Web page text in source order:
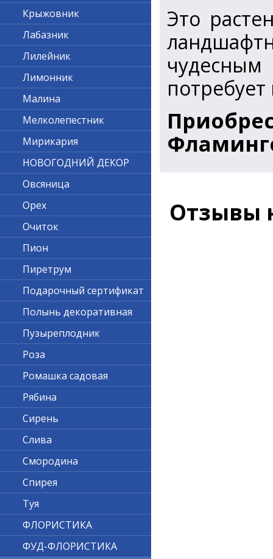
Это
чудесным
Отзывы
Крыжовник
Лабазник
Лилейник
Лимонник
Малина
Мелколепестник
Мирикария
НОВОГОДНИЙ ДЕКОР
Овсяница
Орех
Очиток
Пион
Пиретрум
Подарочный сертификат
Полынь декоративная
Пузыреплодник
Роза
Ромашка садовая
Рябина
Сирень
Слива
Смородина
Спирея
Туя
ФЛОРИСТИКА
ФУД-ФЛОРИСТИКА